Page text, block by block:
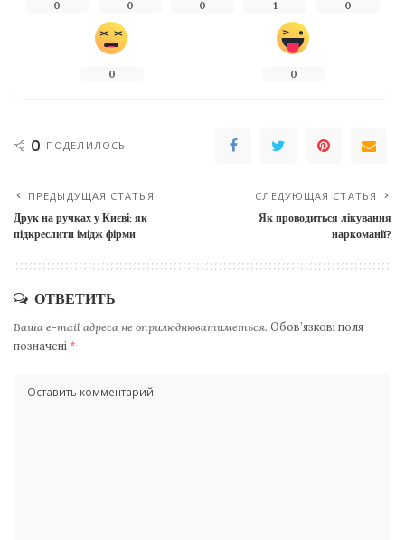
0 0 0 1 0
0 0
0 ПОДЕЛИЛОСЬ
ПРЕДЫДУЩАЯ СТАТЬЯ
Друк на ручках у Києві: як
підкреслити імідж фірми
СЛЕДУЮЩАЯ СТАТЬЯ
Як проводиться лікування
наркоманії?
ОТВЕТИТЬ
Ваша e-mail адреса не оприлюднюватиметься. Обов’язкові поля
позначені *